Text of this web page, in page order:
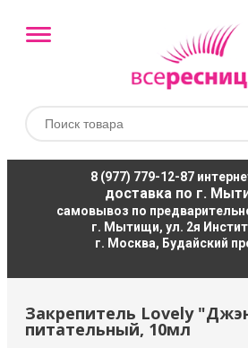
8 (977) 779-12-87
доставка по г.
самовывоз по
г. Мытищи, ул. 2я
г. Москва, Будайский
Закрепитель Lovely
питательный, 10мл